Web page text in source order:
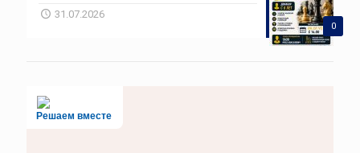
0
31.07.2026
Решаем вместе